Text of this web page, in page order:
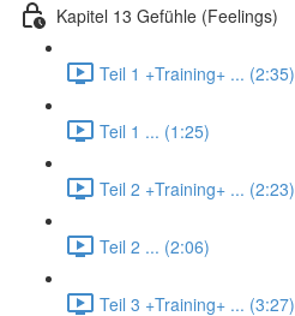
Kapitel 13 Gefühle (Feelings)
Teil 1 +Training+ ... (2:35)
Teil 1 ... (1:25)
Teil 2 +Training+ ... (2:23)
Teil 2 ... (2:06)
Teil 3 +Training+ ... (3:27)